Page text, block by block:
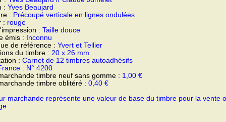
: Yves Beaujard
: Précoupé verticale en lignes ondulées
: rouge
: Taille douce
émis :
Inconnu
de référence : Yvert et Tellier
du timbre : 20 x 26 mm
: Carnet de 12 timbres autoadhésifs
: N° 4200
timbre neuf sans gomme : 1,00 €
timbre oblitéré : 0,40 €
marchande représente une valeur de base du timbre pour la vente